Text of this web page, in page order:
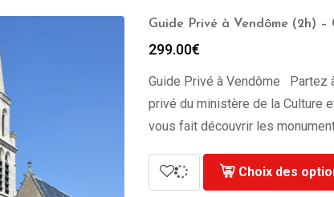
Guide Privé à Vendôme (2h) –
299.00€
Guide Privé à Vendôme Partez
privé du ministère de la Culture
vous fait découvrir les
Choix des